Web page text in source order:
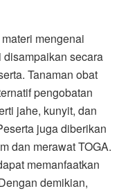
mengenai
disampaikan secara
Tanaman obat
pengobatan
jahe, kunyit, dan
juga diberikan
dan merawat TOGA.
memanfaatkan
demikian,